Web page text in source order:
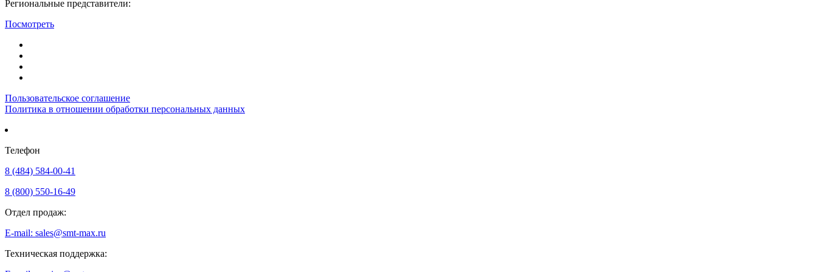
Региональные представители:
Посмотреть
Пользовательское соглашение
Политика в отношении обработки персональных данных
Телефон
8 (484) 584-00-41
8 (800) 550-16-49
Отдел продаж:
E-mail: sales@smt-max.ru
Техническая поддержка: